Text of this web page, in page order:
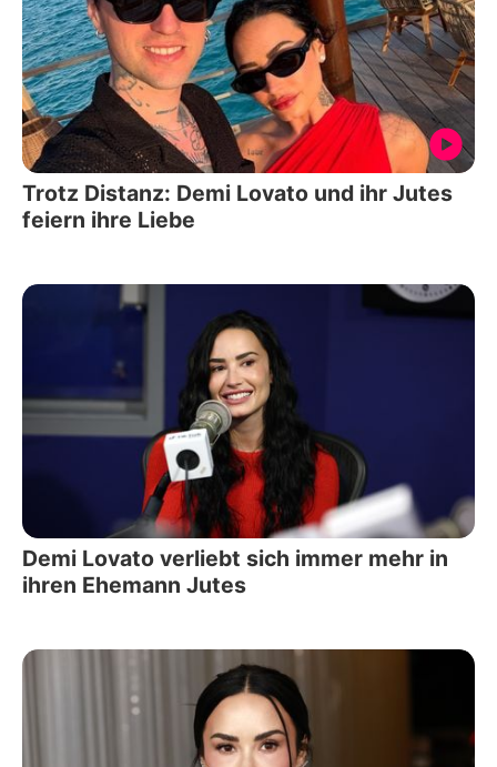
Trotz Distanz: Demi Lovato und ihr Jutes
feiern ihre Liebe
Demi Lovato verliebt sich immer mehr in
ihren Ehemann Jutes